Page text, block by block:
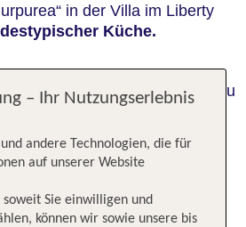
in der Villa im Liberty
Küche.
liebevoll restauriert oder neu
Purpurea"": Landestypische
Villa.
Weinreben, Naturlehrpfad,
Nähe
– Ihr Nutzungserlebnis
andere Technologien, die für
auf unserer Website
Sie einwilligen und
können wir sowie unsere bis